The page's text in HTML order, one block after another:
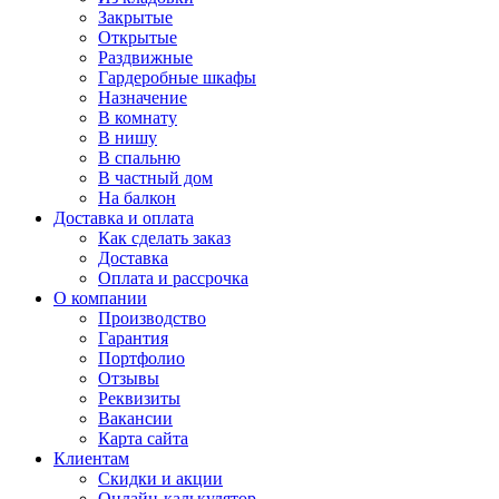
Закрытые
Открытые
Раздвижные
Гардеробные шкафы
Назначение
В комнату
В нишу
В спальню
В частный дом
На балкон
Доставка и оплата
Как сделать заказ
Доставка
Оплата и рассрочка
О компании
Производство
Гарантия
Портфолио
Отзывы
Реквизиты
Вакансии
Карта сайта
Клиентам
Скидки и акции